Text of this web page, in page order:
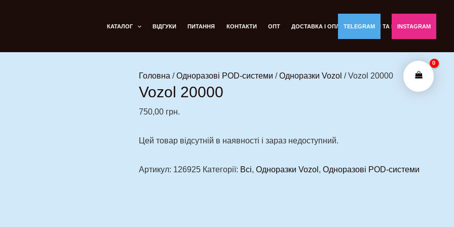
КАТАЛОГ ВІДГУКИ ПИТАННЯ КОНТАКТИ ОПТ ДОСТАВКА І ОПЛАТА ОБМІН ТА ПОВЕРНЕННЯ
TELEGRAM INSTAGRAM
Головна /Одноразові POD-системи /Одноразки Vozol / Vozol 20000
Vozol 20000
750,00 грн.
Цей товар відсутній в наявності і зараз недоступний.
Артикул: 126925 Категорії: Всі, Одноразки Vozol , Одноразові POD-системи